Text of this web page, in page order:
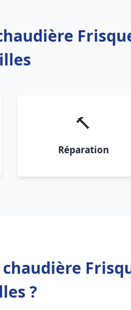
🔨
Réparation
?